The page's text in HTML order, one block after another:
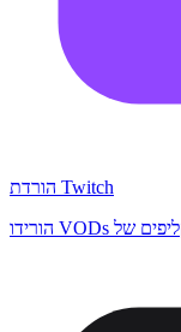
הורדת Twitch